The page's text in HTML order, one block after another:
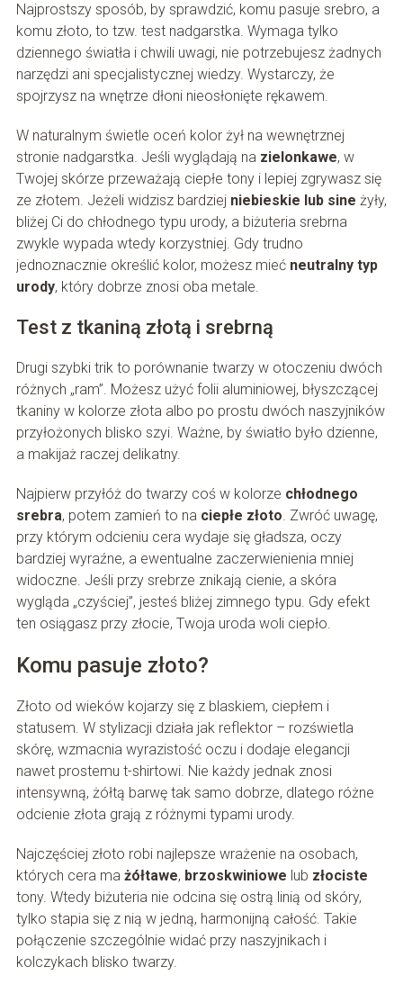
Najprostszy sposób, by sprawdzić, komu pasuje srebro, a
komu złoto, to tzw. test nadgarstka. Wymaga tylko
dziennego światła i chwili uwagi, nie potrzebujesz żadnych
narzędzi ani specjalistycznej wiedzy. Wystarczy, że
spojrzysz na wnętrze dłoni nieosłonięte rękawem.
W naturalnym świetle oceń kolor żył na wewnętrznej
stronie nadgarstka. Jeśli wyglądają na zielonkawe, w
Twojej skórze przeważają ciepłe tony i lepiej zgrywasz się
ze złotem. Jeżeli widzisz bardziej niebieskie lub sine żyły,
bliżej Ci do chłodnego typu urody, a biżuteria srebrna
zwykle wypada wtedy korzystniej. Gdy trudno
jednoznacznie określić kolor, możesz mieć neutralny typ
urody, który dobrze znosi oba metale.
Test z tkaniną złotą i srebrną
Drugi szybki trik to porównanie twarzy w otoczeniu dwóch
różnych „ram”. Możesz użyć folii aluminiowej, błyszczącej
tkaniny w kolorze złota albo po prostu dwóch naszyjników
przyłożonych blisko szyi. Ważne, by światło było dzienne,
a makijaż raczej delikatny.
Najpierw przyłóż do twarzy coś w kolorze chłodnego
srebra, potem zamień to na ciepłe złoto. Zwróć uwagę,
przy którym odcieniu cera wydaje się gładsza, oczy
bardziej wyraźne, a ewentualne zaczerwienienia mniej
widoczne. Jeśli przy srebrze znikają cienie, a skóra
wygląda „czyściej”, jesteś bliżej zimnego typu. Gdy efekt
ten osiągasz przy złocie, Twoja uroda woli ciepło.
Komu pasuje złoto?
Złoto od wieków kojarzy się z blaskiem, ciepłem i
statusem. W stylizacji działa jak reflektor – rozświetla
skórę, wzmacnia wyrazistość oczu i dodaje elegancji
nawet prostemu t-shirtowi. Nie każdy jednak znosi
intensywną, żółtą barwę tak samo dobrze, dlatego różne
odcienie złota grają z różnymi typami urody.
Najczęściej złoto robi najlepsze wrażenie na osobach,
których cera ma żółtawe, brzoskwiniowe lub złociste
tony. Wtedy biżuteria nie odcina się ostrą linią od skóry,
tylko stapia się z nią w jedną, harmonijną całość. Takie
połączenie szczególnie widać przy naszyjnikach i
kolczykach blisko twarzy.